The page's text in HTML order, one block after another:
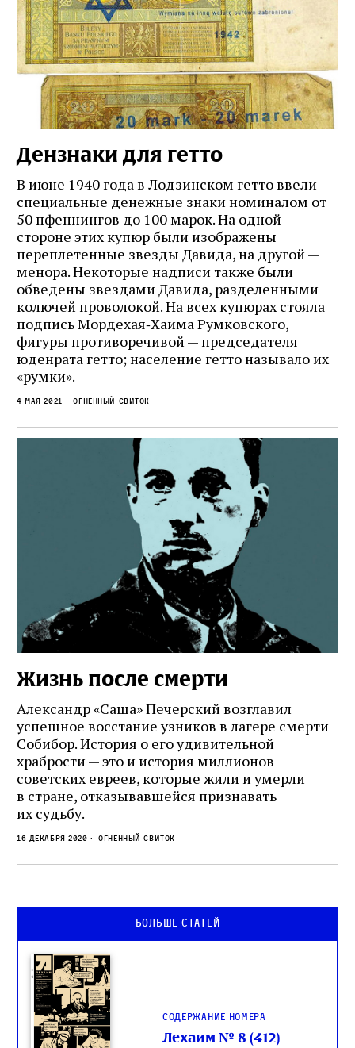
Дензнаки для гетто
В июне 1940 года в Лодзинском гетто ввели
специальные денежные знаки номиналом от
50 пфеннингов до 100 марок. На одной
стороне этих купюр были изображены
переплетенные звезды Давида, на другой —
менора. Некоторые надписи также были
обведены звездами Давида, разделенными
колючей проволокой. На всех купюрах стояла
подпись Мордехая‑Хаима Румковского,
фигуры противоречивой — председателя
юденрата гетто; население гетто называло их
«румки».
4 мая 2021 Огненный свиток
Жизнь после смерти
Александр «Саша» Печерский возглавил
успешное восстание узников в лагере смерти
Собибор. История о его удивительной
храбрости — это и история миллионов
советских евреев, которые жили и умерли
в стране, отказывавшейся признавать
их судьбу.
16 декабря 2020 Огненный свиток
Больше статей
Содержание номера
Лехаим № 8 (412)